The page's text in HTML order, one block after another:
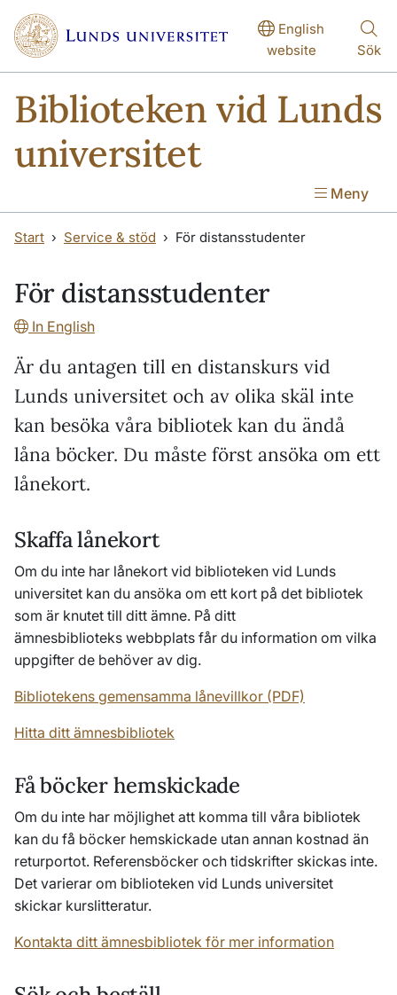
Hoppa till huvudinnehåll
Hoppa till huvudinnehåll
English
website
Sök
Biblioteken vid Lunds
universitet
Meny
Start Service & stöd För distansstudenter
För distansstudenter
In English
Är du antagen till en distanskurs vid
Lunds universitet och av olika skäl inte
kan besöka våra bibliotek kan du ändå
låna böcker. Du måste först ansöka om ett
lånekort.
Skaffa lånekort
Om du inte har lånekort vid biblioteken vid Lunds
universitet kan du ansöka om ett kort på det bibliotek
som är knutet till ditt ämne. På ditt
ämnesbiblioteks webbplats får du information om vilka
uppgifter de behöver av dig.
Bibliotekens gemensamma lånevillkor (PDF)
Hitta ditt ämnesbibliotek
Få böcker hemskickade
Om du inte har möjlighet att komma till våra bibliotek
kan du få böcker hemskickade utan annan kostnad än
returportot. Referensböcker och tidskrifter skickas inte.
Det varierar om biblioteken vid Lunds universitet
skickar kurslitteratur.
Kontakta ditt ämnesbibliotek för mer information